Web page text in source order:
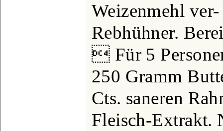
Weizenmehl
Rebhühner.
 Für 5
250 Gramm
Cts. saneren
Fleisch-Extrakt.